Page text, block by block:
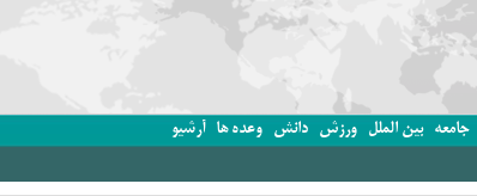
جامعه بین الملل ورزش دانش وعده ها آرشیو